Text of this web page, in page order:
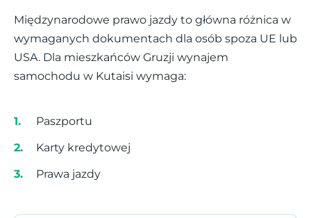
Międzynarodowe prawo jazdy to główna różnica w
wymaganych dokumentach dla osób spoza UE lub
USA. Dla mieszkańców Gruzji wynajem
samochodu w Kutaisi wymaga:
Paszportu
Karty kredytowej
Prawa jazdy